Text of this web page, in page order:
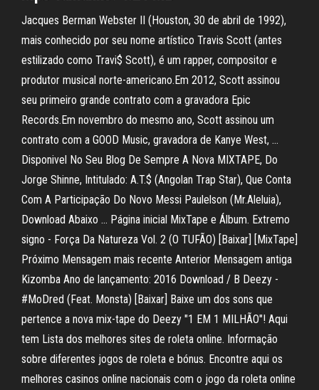
Jacques Berman Webster II (Houston, 30 de abril de 1992),
mais conhecido por seu nome artístico Travis Scott (antes
estilizado como Travi$ Scott), é um rapper, compositor e
produtor musical norte-americano.Em 2012, Scott assinou
seu primeiro grande contrato com a gravadora Epic
Records.Em novembro do mesmo ano, Scott assinou um
contrato com a GOOD Music, gravadora de Kanye West, …
Disponivel No Seu Blog De Sempre A Nova MIXTAPE, Do
Jorge Shinne, Intitulado: A.T.$ (Angolan Trap Star), Que Conta
Com A Participação Do Novo Messi Paulelson (Mr.Aleluia),
Download Abaixo … Página inicial MixTape e Álbum. Extremo
signo - Força Da Natureza Vol. 2 (O TUFÃO) [Baixar] [MixTape]
Próximo Mensagem mais recente Anterior Mensagem antiga
Kizomba Ano de lançamento: 2016 Download / B Deezy -
#MoDred (Feat. Monsta) [Baixar] Baixe um dos sons que
pertence a nova mix-tape do Deezy "1 EM 1 MILHÃO"! Aqui
tem Lista dos melhores sites de roleta online. Informação
sobre diferentes jogos de roleta e bónus. Encontre aqui os
melhores casinos online nacionais com o jogo da roleta online